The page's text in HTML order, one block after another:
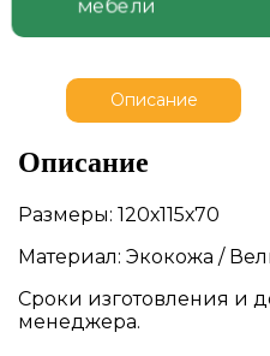
Описание
Описание
Размеры: 120х115х70
Материал: Экокожа /
Сроки изготовления и
менеджера.